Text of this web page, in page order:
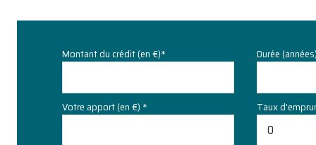
Montant du crédit (en €)* Durée
Votre apport (en €) * Taux